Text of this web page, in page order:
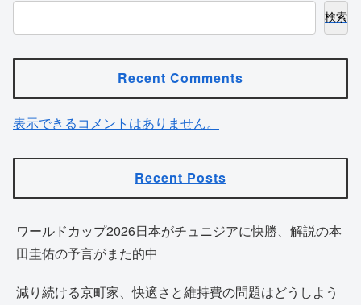
検索
Recent Comments
表示できるコメントはありません。
Recent Posts
ワールドカップ2026日本がチュニジアに快勝、解説の本
田圭佑の予言がまた的中
減り続ける京町家、快適さと維持費の問題はどうしよう